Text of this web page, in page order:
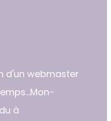
d'un webmaster
à